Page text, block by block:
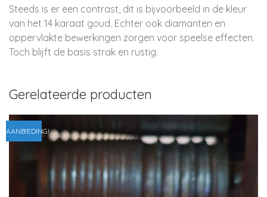
Steeds is er een contrast, dit is bijvoorbeeld in de kleur
van het 14 karaat goud. Echter ook diamanten en
oppervlakte bewerkingen zorgen voor speelse effecten.
Toch blijft de basis strak en rustig.
Gerelateerde producten
AANBIEDING!